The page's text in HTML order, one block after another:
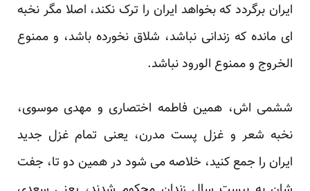
ایران برگردد که بخواهد ایران را ترک نکند، اصلا مگر نخبه
ای مانده که زندانی نباشد، شلاق نخورده باشد، و ممنوع
الخروج و ممنوع الورود نباشد.
ششمی اش، همین فاطمه اختصاری و مهدی موسوی،
نخبه شعر و غزل پست مدرن، یعنی تمام غزل جدید
ایران را جمع کنید، خلاصه می شود در همین دو تا، جفت